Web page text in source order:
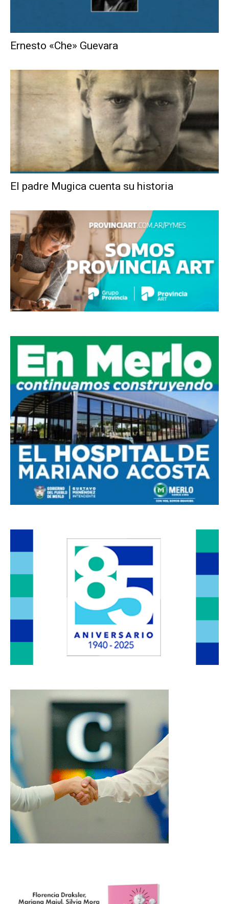
Ernesto «Che» Guevara
El padre Mugica cuenta su historia